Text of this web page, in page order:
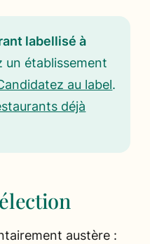
labellisé à
un établissement
au label.
déjà
austère :